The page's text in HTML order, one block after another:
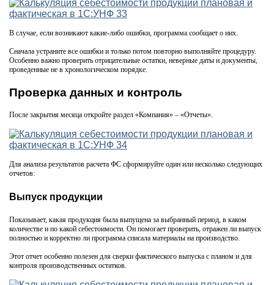
В случае, если возникают какие-либо ошибки, программа сообщает о них.
Сначала устраните все ошибки и только потом повторно выполняйте процедуру.
Особенно важно проверить отрицательные остатки, неверные даты и документы,
проведенные не в хронологическом порядке.
Проверка данных и контроль
После закрытия месяца откройте раздел «Компания» – «Отчеты».
Для анализа результатов расчета ФС сформируйте один или несколько следующих
отчетов:
Выпуск продукции
Показывает, какая продукция была выпущена за выбранный период, в каком
количестве и по какой себестоимости. Он помогает проверить, отражен ли выпуск
полностью и корректно ли программа списала материалы на производство.
Этот отчет особенно полезен для сверки фактического выпуска с планом и для
контроля производственных остатков.